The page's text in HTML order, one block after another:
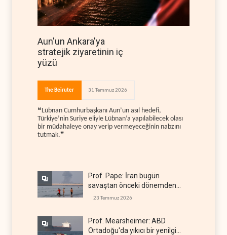
Aun'un Ankara'ya
stratejik ziyaretinin iç
yüzü
The Beiruter 31 Temmuz 2026
❝Lübnan Cumhurbaşkanı Aun’un asıl hedefi,
Türkiye’nin Suriye eliyle Lübnan’a yapılabilecek olası
bir müdahaleye onay verip vermeyeceğinin nabzını
tutmak.❞
Prof. Pape: İran bugün
savaştan önceki dönemden
çok daha güçlü
23 Temmuz 2026
Prof. Mearsheimer: ABD
Ortadoğu'da yıkıcı bir yenilgi